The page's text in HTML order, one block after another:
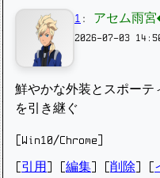
1 : アセム雨宮
2026-07-03
鮮やかな外装とスポーテ
を引き継ぐ
[Win10/Chrome]
引用 編集 削除